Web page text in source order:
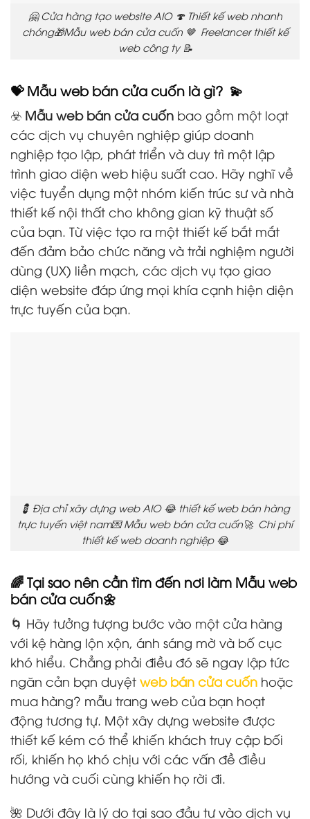
🤗 Cửa hàng tạo website AIO 🍄 Thiết kế web nhanh
chóng🎁Mẫu web bán cửa cuốn 🤎 Freelancer thiết kế
web công ty 📝
💝 Mẫu web bán cửa cuốn là gì? 💫
☣️ Mẫu web bán cửa cuốn bao gồm một loạt
các dịch vụ chuyên nghiệp giúp doanh
nghiệp tạo lập, phát triển và duy trì một lập
trình giao diện web hiệu suất cao. Hãy nghĩ về
việc tuyển dụng một nhóm kiến trúc sư và nhà
thiết kế nội thất cho không gian kỹ thuật số
của bạn. Từ việc tạo ra một thiết kế bắt mắt
đến đảm bảo chức năng và trải nghiệm người
dùng (UX) liền mạch, các dịch vụ tạo giao
diện website đáp ứng mọi khía cạnh hiện diện
trực tuyến của bạn.
💈 Địa chỉ xây dựng web AIO 😂 thiết kế web bán hàng
trực tuyến việt nam💌 Mẫu web bán cửa cuốn🚀 Chi phí
thiết kế web doanh nghiệp 😂
🌈 Tại sao nên cần tìm đến nơi làm Mẫu web
bán cửa cuốn🌼
🌀 Hãy tưởng tượng bước vào một cửa hàng
với kệ hàng lộn xộn, ánh sáng mờ và bố cục
khó hiểu. Chẳng phải điều đó sẽ ngay lập tức
ngăn cản bạn duyệt web bán cửa cuốn hoặc
mua hàng? mẫu trang web của bạn hoạt
động tương tự. Một xây dựng website được
thiết kế kém có thể khiến khách truy cập bối
rối, khiến họ khó chịu với các vấn đề điều
hướng và cuối cùng khiến họ rời đi.
🌺 Dưới đây là lý do tại sao đầu tư vào dịch vụ